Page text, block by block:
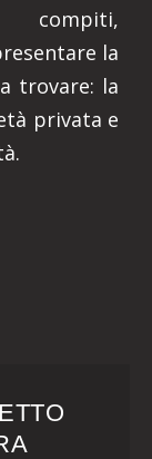
la
trovare: la
privata e